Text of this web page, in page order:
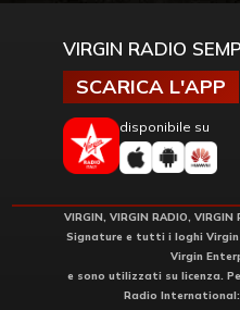
VIRGIN RADIO
SCARICA L'APP
disponibile su
VIRGIN, VIRGIN RADIO,
Signature e tutti i loghi
Virgin
e sono utilizzati su licenza.
Radio International: